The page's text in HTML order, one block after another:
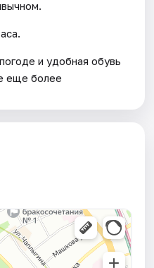
и удобная обувь
еще более